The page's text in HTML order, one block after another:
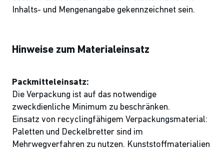
Inhalts- und Mengenangabe gekennzeichnet sein.
Hinweise zum Materialeinsatz
Packmitteleinsatz:
Die Verpackung ist auf das notwendige
zweckdienliche Minimum zu beschränken.
Einsatz von recyclingfähigem Verpackungsmaterial:
Paletten und Deckelbretter sind im
Mehrwegverfahren zu nutzen. Kunststoffmaterialien